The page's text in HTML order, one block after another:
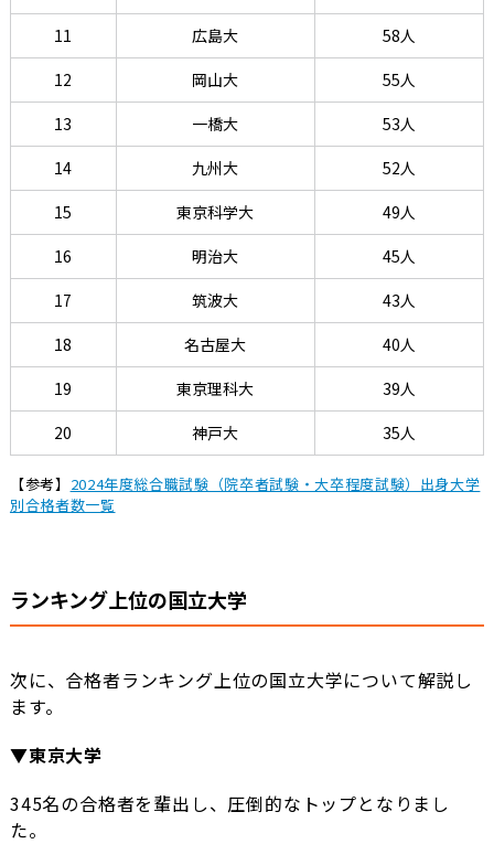
11
広島大
58人
12
岡山大
55人
13
一橋大
53人
14
九州大
52人
15
東京科学大
49人
16
明治大
45人
17
筑波大
43人
18
名古屋大
40人
19
東京理科大
39人
20
神戸大 35人
【参考】 2024年度総合職試験（院卒者試験・大卒程度試験）出身大学
別合格者数一覧
ランキング上位の国立大学
次に、合格者ランキング上位の国立大学について解説し
ます。
▼東京大学
345名の合格者を輩出し、圧倒的なトップとなりまし
た。